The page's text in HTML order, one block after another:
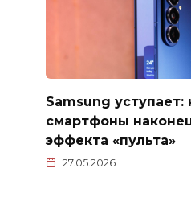
Samsung
смартфоны
эффекта «пульта»
27.05.2026